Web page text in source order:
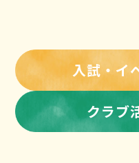
入試・イ
クラブ